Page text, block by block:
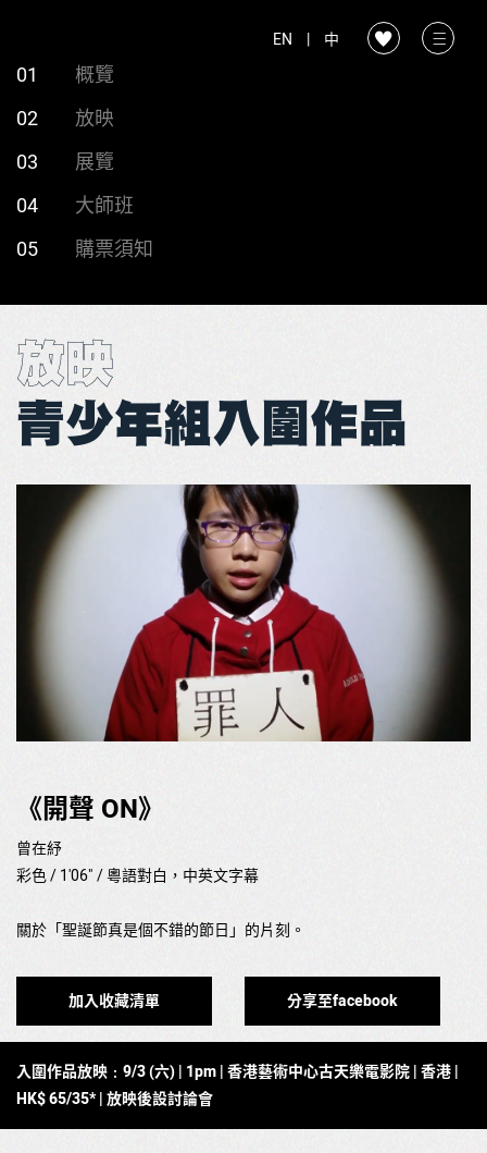
EN | 中
01
概覽
02
放映
03
展覽
04
大師班
05
購票須知
放映
青少年組入圍作品
《開聲 ON》
曾在紓
彩色 / 1'06" / 粵語對白，中英文字幕
關於「聖誕節真是個不錯的節日」的片刻。
加入收藏清單 分享至facebook
入圍作品放映﹕9/3 (六) | 1pm |香港藝術中心古天樂電影院|香港 |
HK$ 65/35* |放映後設討論會